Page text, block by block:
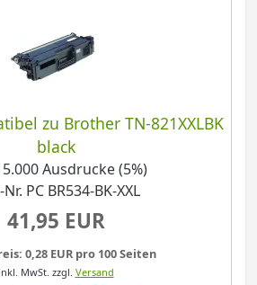
zu Brother TN-821XXLBK
black
Ausdrucke (5%)
PC BR534-BK-XXL
41,95 EUR
0,28 EUR pro 100 Seiten
inkl. MwSt. zzgl. Versand